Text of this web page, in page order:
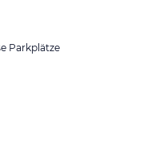
Parkplätze